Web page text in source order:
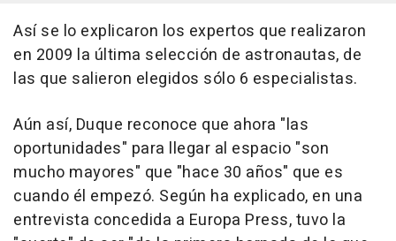
Así se lo explicaron los expertos que realizaron
en 2009 la última selección de astronautas, de
las que salieron elegidos sólo 6 especialistas.
Aún así, Duque reconoce que ahora "las
oportunidades" para llegar al espacio "son
mucho mayores" que "hace 30 años" que es
cuando él empezó. Según ha explicado, en una
entrevista concedida a Europa Press, tuvo la